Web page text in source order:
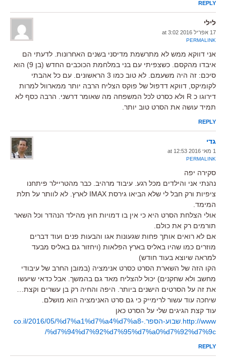
REPLY
לילי
17 אפריל 2016 at 3:02
PERMALINK
אני דווקא ממש לא מתרשמת מדיסני בשנים האחרונות. לדעתי הם
איבדו מהקסם. כשצפיתי עם בני במלחמת הכוכבים החדש (בן 9) הוא
סיכם: זה היה משעמם. לא טוב כמו 3 הראשונים. עם כל אהבתי
לקומיקס, דווקא דדפול של פוקס הצליח הרבה יותר ממארוול למרות
דירוגו כ R ולא כסרט לכל המשפחה מה שאומר דרשני. הרבה כסף לא
תמיד עושה את הסרט טוב יותר.
REPLY
גדי
1 מאי 2016 at 12:53
PERMALINK
סקירה יפה
נהנתי אני והילדים מכל רגע. עיבוד מרהיב. כבר מהטריילר פיתחנו
ציפיות ורק חבל לי שלא הביאו גירסת IMAX לארץ. לא לוותר על תלת
המימד.
אולי הצלחת הסרט היא כי אין בו דמויות חוץ מהילד הנהדר וכל השאר
תורמים רק את כולם.
אם לא רואים אותך פחות שגעונות אגו והבעות פנים ועוד דברים
מוזרים כמו שהיו באליס בארץ הפלאות (ויחזור גם באליס מבעד
למראה שיוצא בעוד חודש)
הקו הזה של השארת הסרט כסרט אנימציה (במובן החרב של עיבודי
מחשב ולא שחקנים) יכול להצליח מאד גם בהמשך. אבל כדאי שיעשו
את זה על הסרטים הישנים ביותר. היפה והחיה רק בן עשרים וקצת…
שיחכה עוד עשור לרימייק כי גם סרט האנימציה הוא מושלם.
עוד קצת הגיגים שלי על הסרט כאן
http://www.שבוע-הספר.co.il/2016/05/%d7%a1%d7%a4%d7%a8-
%d7%94%d7%92%d7%95%d7%a0%d7%92%d7%9c/
REPLY